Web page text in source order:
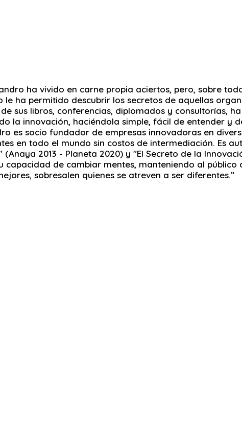
ha vivido en carne propia aciertos, pero, sobre
ha permitido descubrir los secretos de aquellas
sus libros, conferencias, diplomados y consultorías,
la innovación, haciéndola simple, fácil de entender y
es socio fundador de empresas innovadoras en
en todo el mundo sin costos de intermediación. Es
2013 - Planeta 2020) y "El Secreto de la
de cambiar mentes, manteniendo al
sobresalen quienes se atreven a ser diferentes.”